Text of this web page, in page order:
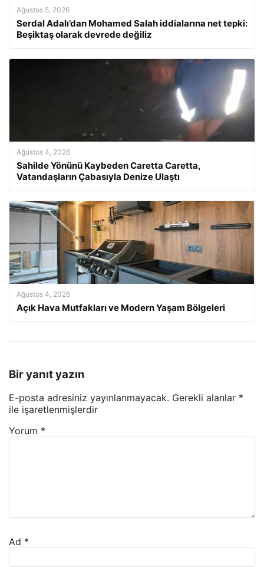
Ağustos 5, 2026
Serdal Adalı’dan Mohamed Salah iddialarına net tepki:
Beşiktaş olarak devrede değiliz
Ağustos 4, 2026
Sahilde Yönünü Kaybeden Caretta Caretta,
Vatandaşların Çabasıyla Denize Ulaştı
Ağustos 4, 2026
Açık Hava Mutfakları ve Modern Yaşam Bölgeleri
Bir yanıt yazın
E-posta adresiniz yayınlanmayacak. Gerekli alanlar *
ile işaretlenmişlerdir
Yorum *
Ad *